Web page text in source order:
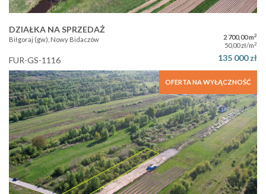
DZIAŁKA NA SPRZEDAŻ
Biłgoraj (gw), Nowy Bidaczów 2 700,00 m2
50,00 zł/m2
FUR-GS-1116 135 000 zł
OFERTA NA WYŁĄCZNOŚĆ